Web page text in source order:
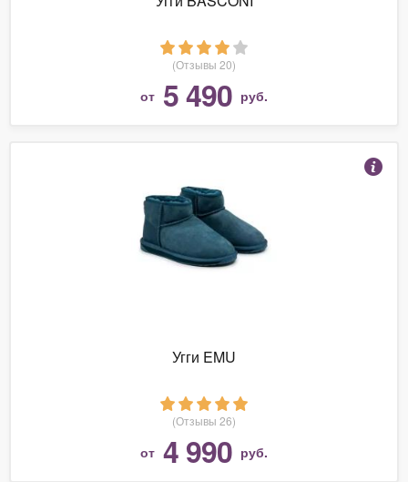
(Отзывы 20)
от 5 490 руб.
Угги EMU
(Отзывы 26)
от 4 990 руб.